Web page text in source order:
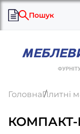
Пошук
ГоловнаПлитні